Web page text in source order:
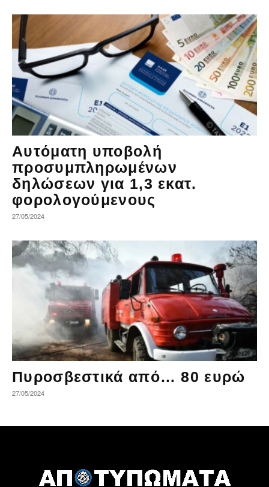
Αυτόματη υποβολή
προσυμπληρωμένων
δηλώσεων για 1,3 εκατ.
φορολογούμενους
27/05/2024
Πυροσβεστικά από… 80 ευρώ
27/05/2024